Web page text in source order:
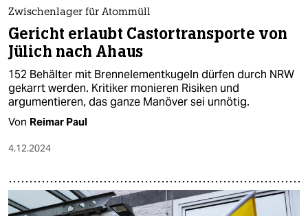
Zwischenlager für Atommüll
Gericht erlaubt Castortransporte von
Jülich nach Ahaus
152 Behälter mit Brennelementkugeln dürfen durch NRW
gekarrt werden. Kritiker monieren Risiken und
argumentieren, das ganze Manöver sei unnötig.
Von Reimar Paul
4.12.2024